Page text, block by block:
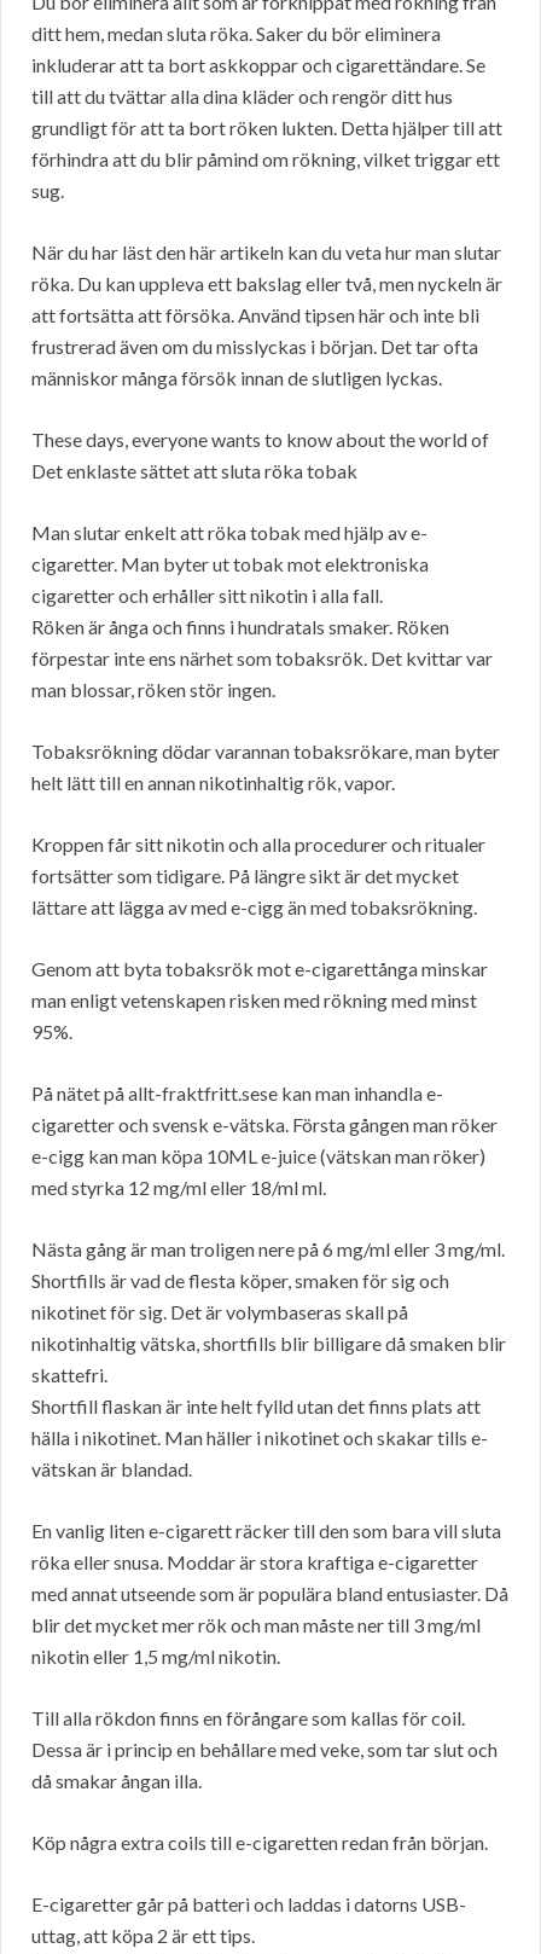
ditt hem, medan sluta röka. Saker du bör eliminera
inkluderar att ta bort askkoppar och cigarettändare. Se
till att du tvättar alla dina kläder och rengör ditt hus
grundligt för att ta bort röken lukten. Detta hjälper till att
förhindra att du blir påmind om rökning, vilket triggar ett
sug.
När du har läst den här artikeln kan du veta hur man slutar
röka. Du kan uppleva ett bakslag eller två, men nyckeln är
att fortsätta att försöka. Använd tipsen här och inte bli
frustrerad även om du misslyckas i början. Det tar ofta
människor många försök innan de slutligen lyckas.
These days, everyone wants to know about the world of
Det enklaste sättet att sluta röka tobak
Man slutar enkelt att röka tobak med hjälp av e-
cigaretter. Man byter ut tobak mot elektroniska
cigaretter och erhåller sitt nikotin i alla fall.
Röken är ånga och finns i hundratals smaker. Röken
förpestar inte ens närhet som tobaksrök. Det kvittar var
man blossar, röken stör ingen.
Tobaksrökning dödar varannan tobaksrökare, man byter
helt lätt till en annan nikotinhaltig rök, vapor.
Kroppen får sitt nikotin och alla procedurer och ritualer
fortsätter som tidigare. På längre sikt är det mycket
lättare att lägga av med e-cigg än med tobaksrökning.
Genom att byta tobaksrök mot e-cigarettånga minskar
man enligt vetenskapen risken med rökning med minst
95%.
På nätet på allt-fraktfritt.sese kan man inhandla e-
cigaretter och svensk e-vätska. Första gången man röker
e-cigg kan man köpa 10ML e-juice (vätskan man röker)
med styrka 12 mg/ml eller 18/ml ml.
Nästa gång är man troligen nere på 6 mg/ml eller 3 mg/ml.
Shortfills är vad de flesta köper, smaken för sig och
nikotinet för sig. Det är volymbaseras skall på
nikotinhaltig vätska, shortfills blir billigare då smaken blir
skattefri.
Shortfill flaskan är inte helt fylld utan det finns plats att
hälla i nikotinet. Man häller i nikotinet och skakar tills e-
vätskan är blandad.
En vanlig liten e-cigarett räcker till den som bara vill sluta
röka eller snusa. Moddar är stora kraftiga e-cigaretter
med annat utseende som är populära bland entusiaster. Då
blir det mycket mer rök och man måste ner till 3 mg/ml
nikotin eller 1,5 mg/ml nikotin.
Till alla rökdon finns en förångare som kallas för coil.
Dessa är i princip en behållare med veke, som tar slut och
då smakar ångan illa.
Köp några extra coils till e-cigaretten redan från början.
E-cigaretter går på batteri och laddas i datorns USB-
uttag, att köpa 2 är ett tips.